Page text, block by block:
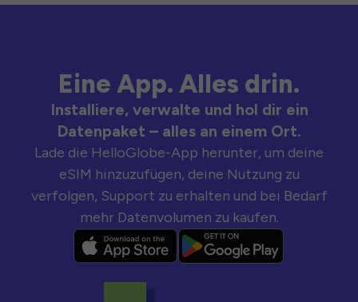
Eine App. Alles drin.
Installiere, verwalte und hol dir ein
Datenpaket – alles an einem Ort.
Lade die HelloGlobe-App herunter, um deine
eSIM hinzuzufügen, deine Nutzung zu
verfolgen, Support zu erhalten und bei Bedarf
mehr Datenvolumen zu kaufen.